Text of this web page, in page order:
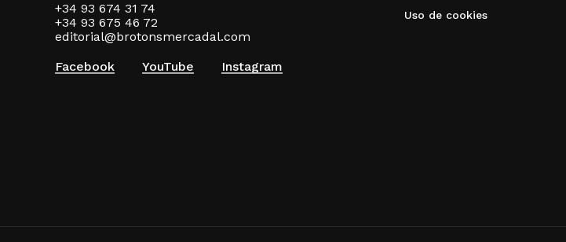
+34 93 674 31 74
+34 93 675 46 72
editorial@brotonsmercadal.com
Facebook
YouTube Instagram
Uso de cookies